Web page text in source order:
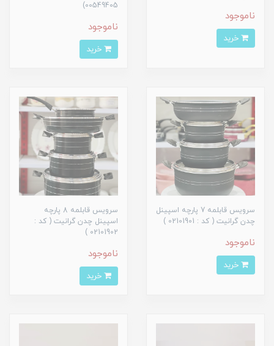
ناموجود
00549405)
ناموجود
سرویس قابلمه 7 پارچه اسپینل
چدن گرانیت ( کد : 02101901 )
ناموجود
سرویس قابلمه 8 پارچه
اسپینل چدن گرانیت ( کد :
02101902 )
ناموجود